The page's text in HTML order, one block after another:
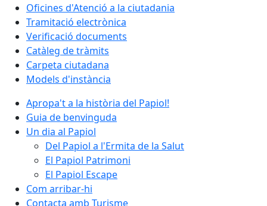
Oficines d'Atenció a la ciutadania
Tramitació electrònica
Verificació documents
Catàleg de tràmits
Carpeta ciutadana
Models d'instància
Apropa't a la història del Papiol!
Guia de benvinguda
Un dia al Papiol
Del Papiol a l'Ermita de la Salut
El Papiol Patrimoni
El Papiol Escape
Com arribar-hi
Contacta amb Turisme